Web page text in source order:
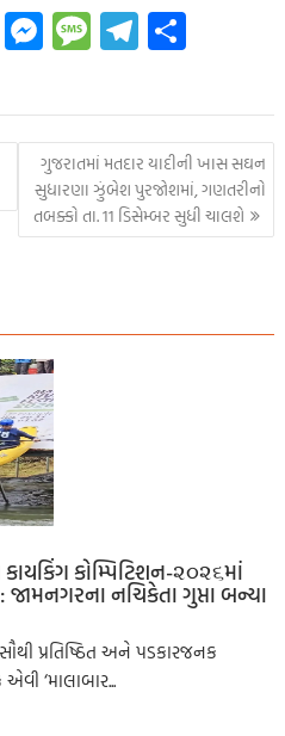
C
o
M
es
se
n
g
er
M
es
sa
g
e
Te
le
gr
a
m
ar
e
ગુજરાતમાં મતદાર યાદીની ખાસ સઘન
સુધારણા ઝુંબેશ પુરજોશમાં, ગણતરીનો
તબક્કો તા. 11 ડિસેમ્બર સુધી ચાલશે
કોમ્પિટિશન-૨૦૨૬માં
નચિકેતા ગુપ્તા બન્યા
પ્રતિષ્ઠિત અને પડકારજનક
‘માલાબાર...